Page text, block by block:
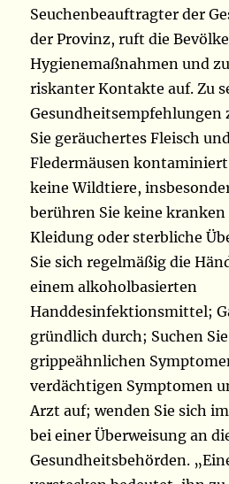
Seuchenbeauftragter der
der Provinz, ruft die
Hygienemaßnahmen und
riskanter Kontakte auf. Zu
Gesundheitsempfehlungen
Sie geräuchertes Fleisch
Fledermäusen
keine Wildtiere,
berühren Sie keine
Kleidung oder sterbliche
Sie sich regelmäßig die
einem alkoholbasierten
Handdesinfektionsmittel;
gründlich durch; Suchen
grippeähnlichen
verdächtigen Symptomen
Arzt auf; wenden Sie sich
bei einer Überweisung an
Gesundheitsbehörden.